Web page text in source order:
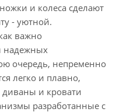
и колеса сделают
- уютной.
важно
надежных
очередь, непременно
легко и плавно,
и кровати
разработанные с